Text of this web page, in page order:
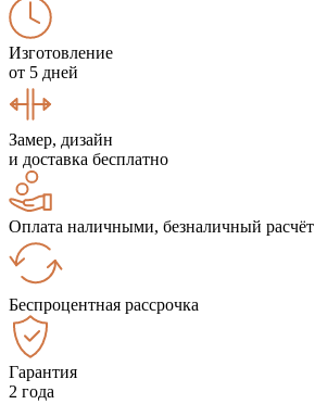
Изготовление
от 5 дней
Замер, дизайн
и доставка бесплатно
Оплата наличными, безналичный расчёт
Беспроцентная рассрочка
Гарантия
2 года